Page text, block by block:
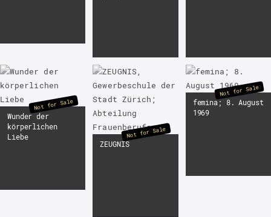
Wunder der
körperlichen
Liebe
Not for Sale
ZEUGNIS
Not for Sale
femina; 8. August
1969
Not for Sale